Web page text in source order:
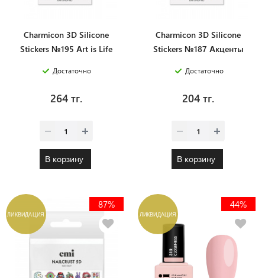
Charmicon 3D Silicone
Stickers №195 Аrt is Life
Достаточно
264 тг.
В корзину
Charmicon 3D Silicone
Stickers №187 Акценты
Достаточно
204 тг.
В корзину
ЛИКВИДАЦИЯ
87%
ЛИКВИДАЦИЯ
44%